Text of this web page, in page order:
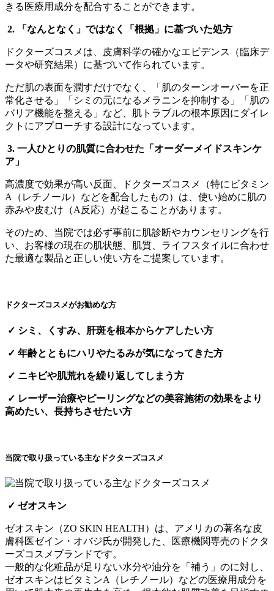
きる医療用成分を配合することができます。
2. 「なんとなく」ではなく「根拠」に基づいた処方
ドクターズコスメは、皮膚科学の確かなエビデンス（臨床デ
ータや研究結果）に基づいて作られています。
ただ肌の表面を潤すだけでなく、「肌のターンオーバーを正
常化させる」「シミの元になるメラニンを抑制する」「肌の
バリア機能を整える」など、肌トラブルの根本原因にダイレ
クトにアプローチする設計になっています。
3. 一人ひとりの肌質に合わせた「オーダーメイドスキンケ
ア」
高濃度で効果が高い反面、ドクターズコスメ（特にビタミン
A（レチノール）などを配合したもの）は、使い始めに肌の
赤みや皮むけ（A反応）が起こることがあります。
そのため、当院では必ず事前に肌診断やカウンセリングを行
い、お客様の現在の肌状態、肌質、ライフスタイルに合わせ
た最適な製品と正しい使い方をご提案しています。
ドクターズコスメがお勧めな方
✓ シミ、くすみ、肝斑を根本からケアしたい方
✓ 年齢とともにハリやたるみが気になってきた方
✓ ニキビや肌荒れを繰り返してしまう方
✓ レーザー治療やピーリングなどの美容施術の効果をより
高めたい、長持ちさせたい方
当院で取り扱っている主なドクターズコスメ
✓ ゼオスキン
ゼオスキン（ZO SKIN HEALTH）は、アメリカの著名な皮
膚科医ゼイン・オバジ氏が開発した、医療機関専売のドクタ
ーズコスメブランドです。
一般的な化粧品が足りない水分や油分を「補う」のに対し、
ゼオスキンはビタミンA（レチノール）などの医療用成分を